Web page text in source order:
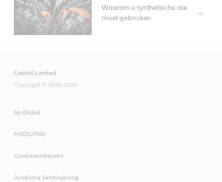
Waarom u synthetische olie
moet gebruiken
Castrol Limited
Copyright © 1999-2026
bp Global
MSDS/PDS
Cookievoorkeuren
Juridische kennisgeving